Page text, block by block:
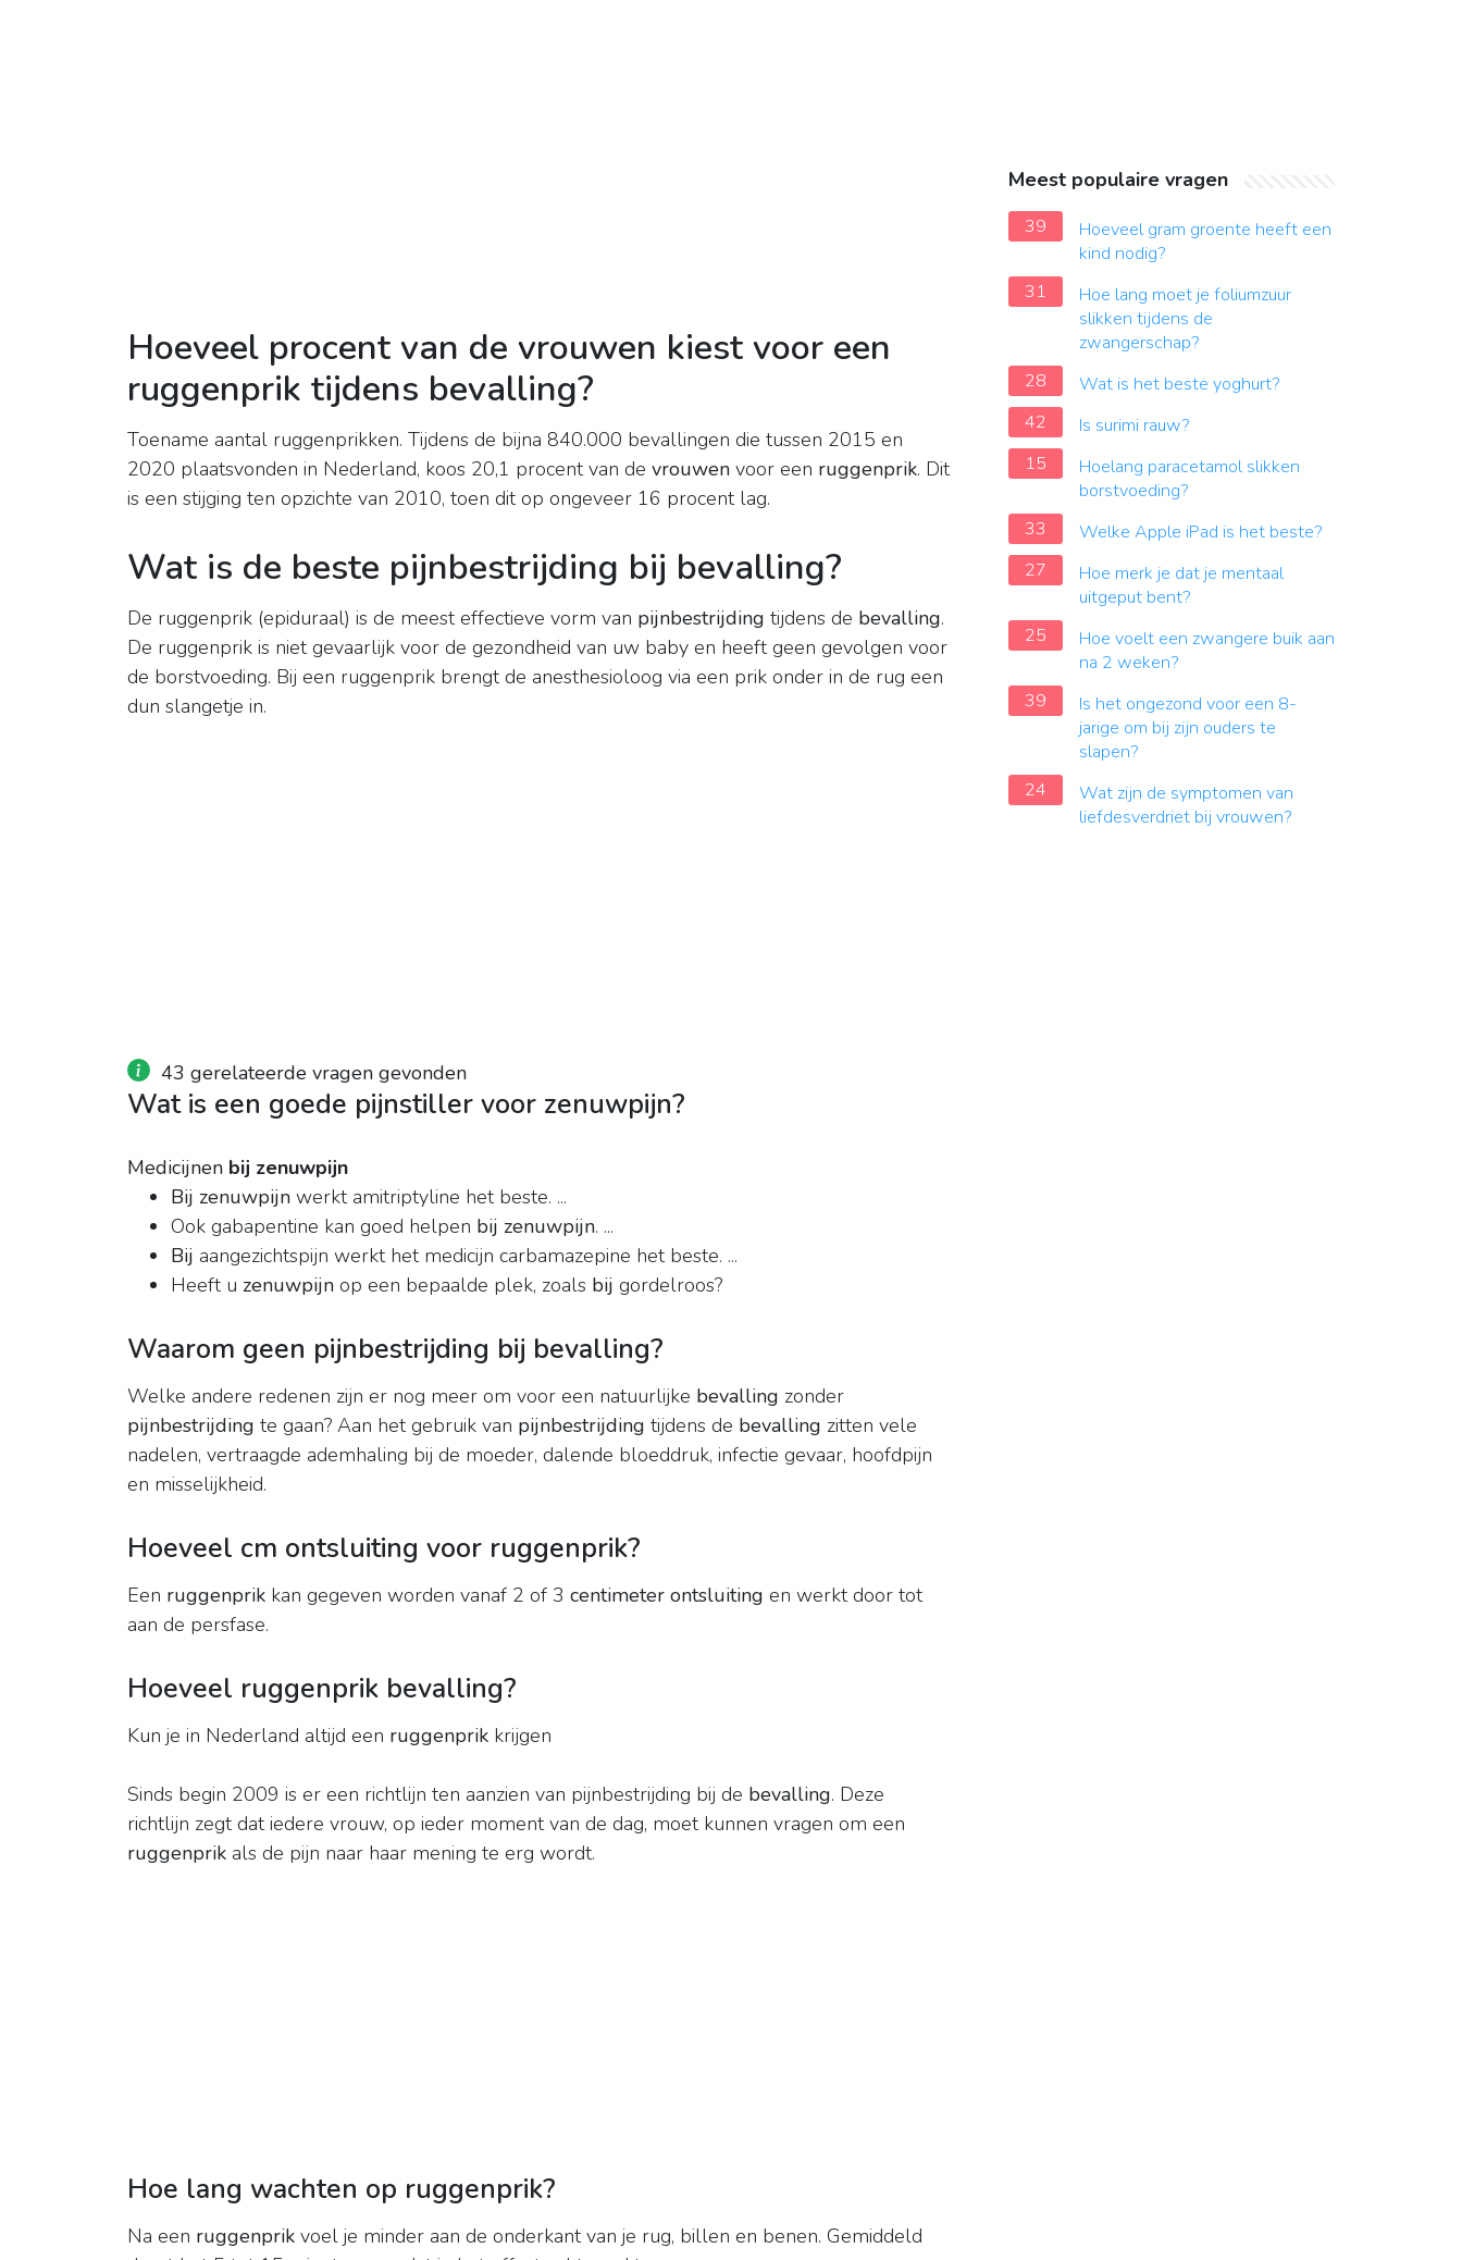
Hoeveel procent van de vrouwen kiest voor een
ruggenprik tijdens bevalling?
Toename aantal ruggenprikken. Tijdens de bijna 840.000 bevallingen die tussen 2015 en
2020 plaatsvonden in Nederland, koos 20,1 procent van de vrouwen voor een ruggenprik. Dit
is een stijging ten opzichte van 2010, toen dit op ongeveer 16 procent lag.
Wat is de beste pijnbestrijding bij bevalling?
De ruggenprik (epiduraal) is de meest effectieve vorm van pijnbestrijding tijdens de bevalling.
De ruggenprik is niet gevaarlijk voor de gezondheid van uw baby en heeft geen gevolgen voor
de borstvoeding. Bij een ruggenprik brengt de anesthesioloog via een prik onder in de rug een
dun slangetje in.
43 gerelateerde vragen gevonden
Wat is een goede pijnstiller voor zenuwpijn?
Medicijnen bij zenuwpijn
Bij zenuwpijn werkt amitriptyline het beste. ...
Ook gabapentine kan goed helpen bij zenuwpijn. ...
Bij aangezichtspijn werkt het medicijn carbamazepine het beste. ...
Heeft u zenuwpijn op een bepaalde plek, zoals bij gordelroos?
Waarom geen pijnbestrijding bij bevalling?
Welke andere redenen zijn er nog meer om voor een natuurlijke bevalling zonder
pijnbestrijding te gaan? Aan het gebruik van pijnbestrijding tijdens de bevalling zitten vele
nadelen, vertraagde ademhaling bij de moeder, dalende bloeddruk, infectie gevaar, hoofdpijn
en misselijkheid.
Hoeveel cm ontsluiting voor ruggenprik?
Een ruggenprik kan gegeven worden vanaf 2 of 3 centimeter ontsluiting en werkt door tot
aan de persfase.
Hoeveel ruggenprik bevalling?
Kun je in Nederland altijd een ruggenprik krijgen
Sinds begin 2009 is er een richtlijn ten aanzien van pijnbestrijding bij de bevalling. Deze
richtlijn zegt dat iedere vrouw, op ieder moment van de dag, moet kunnen vragen om een
ruggenprik als de pijn naar haar mening te erg wordt.
Hoe lang wachten op ruggenprik?
Na een ruggenprik voel je minder aan de onderkant van je rug, billen en benen. Gemiddeld
Meest populaire vragen
39
Hoeveel gram groente heeft een
kind nodig?
31
Hoe lang moet je foliumzuur
slikken tijdens de
zwangerschap?
28
Wat is het beste yoghurt?
42
Is surimi rauw?
15
Hoelang paracetamol slikken
borstvoeding?
33
Welke Apple iPad is het beste?
27
Hoe merk je dat je mentaal
uitgeput bent?
25
Hoe voelt een zwangere buik aan
na 2 weken?
39
Is het ongezond voor een 8-
jarige om bij zijn ouders te
slapen?
24
Wat zijn de symptomen van
liefdesverdriet bij vrouwen?